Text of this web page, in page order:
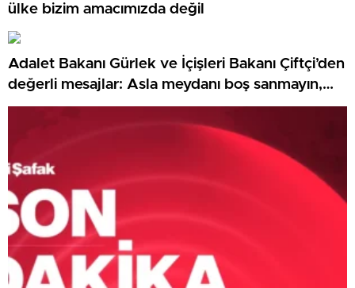
ülke bizim amacımızda değil
Adalet Bakanı Gürlek ve İçişleri Bakanı Çiftçi’den
değerli mesajlar: Asla meydanı boş sanmayın,
devlet buradadır